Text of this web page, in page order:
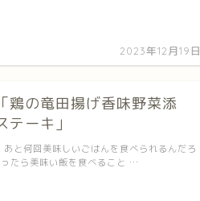
2023年12月19日
鶏の竜田揚げ香味野菜添
ーキ」
と何回美味しいごはんを食べられるんだろ
たら美味い飯を食べること …